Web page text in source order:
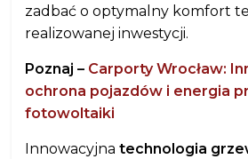
zadbać o optymalny komfort
realizowanej inwestycji.
Poznaj – Carporty Wrocław:
ochrona pojazdów i energia
fotowoltaiki
Innowacyjnatechnologia